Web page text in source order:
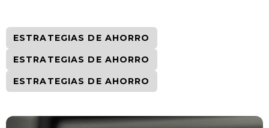
ESTRATEGIAS DE AHORRO
ESTRATEGIAS DE AHORRO
ESTRATEGIAS DE AHORRO